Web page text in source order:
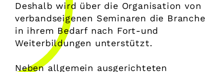
Deshalb wird über die Organisation von
verbandseigenen Seminaren die Branche
in ihrem Bedarf nach Fort-und
Weiterbildungen unterstützt.
Neben allgemein ausgerichteten